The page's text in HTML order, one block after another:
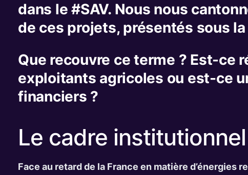
dans le #SAV. Nous nous
de ces projets, présentés sous
Que recouvre ce terme ? Est-ce
exploitants agricoles ou est-ce
financiers ?
Le cadre
Face au retard de la France en matière d’énergies